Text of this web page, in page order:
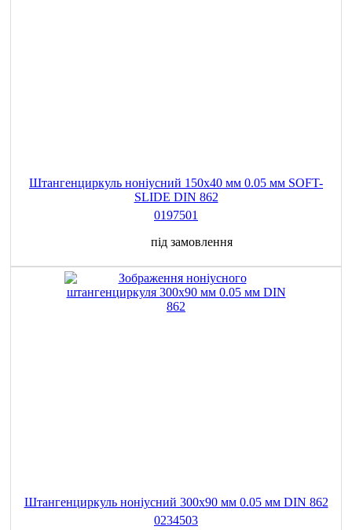
Штангенциркуль ноніусний 150x40 мм 0.05 мм SOFT-
SLIDE DIN 862
0197501
під замовлення
Штангенциркуль ноніусний 300x90 мм 0.05 мм DIN 862
0234503